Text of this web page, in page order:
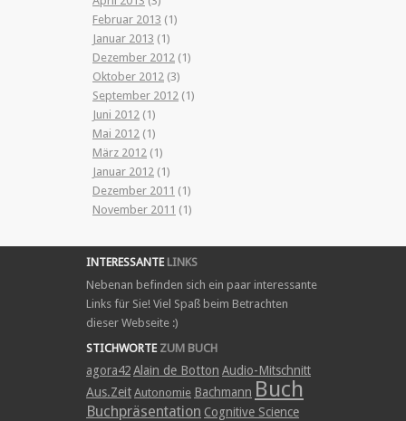
Februar 2013 (1)
Januar 2013 (1)
Dezember 2012 (1)
Oktober 2012 (3)
September 2012 (1)
Juni 2012 (1)
Mai 2012 (1)
März 2012 (1)
Januar 2012 (1)
Dezember 2011 (1)
November 2011 (1)
INTERESSANTELINKS
Nebenan befinden sich ein paar interessante
Links für Sie! Viel Spaß beim Betrachten
dieser Webseite :)
STICHWORTEZUM BUCH
agora42Alain de Botton Audio-Mitschnitt
Aus.Zeit Autonomie Bachmann Buch
Buchpräsentation Cognitive Science